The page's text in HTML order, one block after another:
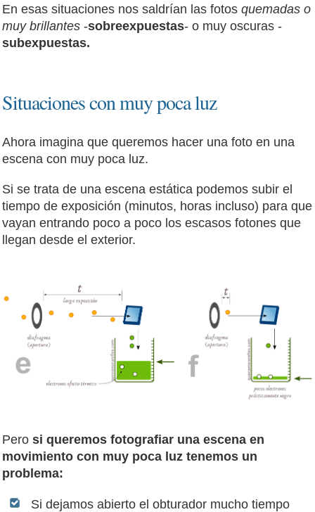
En esas situaciones nos saldrían las fotosquemadas o
muy brillantes -sobreexpuestas- o muy oscuras -
subexpuestas.
Situaciones con muy poca luz
Ahora imagina que queremos hacer una foto en una
escena con muy poca luz.
Si se trata de una escena estática podemos subir el
tiempo de exposición (minutos, horas incluso) para que
vayan entrando poco a poco los escasos fotones que
llegan desde el exterior.
Perosi queremos fotografiar una escena en
movimiento con muy poca luz tenemos un
problema:
Si dejamos abierto el obturador mucho tiempo